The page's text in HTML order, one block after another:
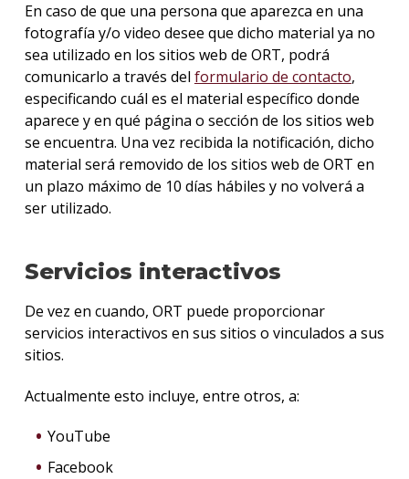
En caso de que una persona que aparezca en una
fotografía y/o video desee que dicho material ya no
sea utilizado en los sitios web de ORT, podrá
comunicarlo a través del formulario de contacto,
especificando cuál es el material específico donde
aparece y en qué página o sección de los sitios web
se encuentra. Una vez recibida la notificación, dicho
material será removido de los sitios web de ORT en
un plazo máximo de 10 días hábiles y no volverá a
ser utilizado.
Servicios interactivos
De vez en cuando, ORT puede proporcionar
servicios interactivos en sus sitios o vinculados a sus
sitios.
Actualmente esto incluye, entre otros, a:
YouTube
Facebook